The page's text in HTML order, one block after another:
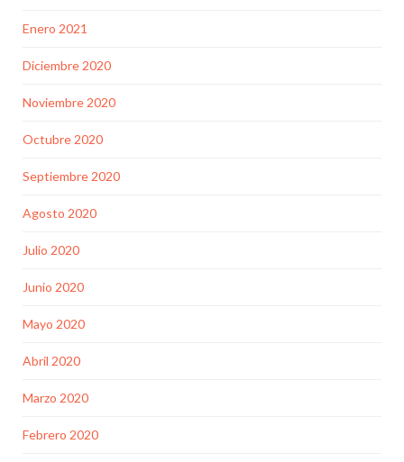
Enero 2021
Diciembre 2020
Noviembre 2020
Octubre 2020
Septiembre 2020
Agosto 2020
Julio 2020
Junio 2020
Mayo 2020
Abril 2020
Marzo 2020
Febrero 2020